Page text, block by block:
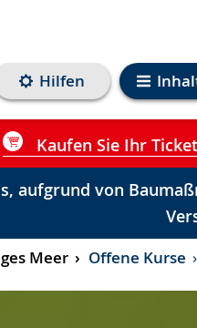
Hilfen
Kaufen Sie Ihr
aufgrund von
Meer Offene Kurse